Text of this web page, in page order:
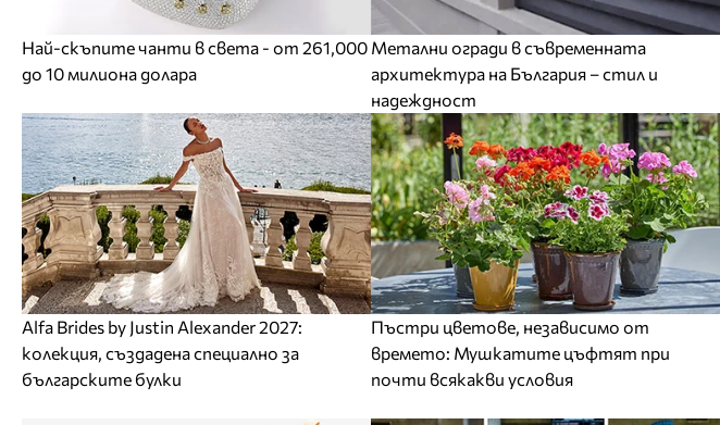
Най-скъпите чанти в света - от 261,000
до 10 милиона долара
Метални огради в съвременната
архитектура на България – стил и
надеждност
Alfa Brides by Justin Alexander 2027:
колекция, създадена специално за
българските булки
Пъстри цветове, независимо от
времето: Мушкатите цъфтят при
почти всякакви условия